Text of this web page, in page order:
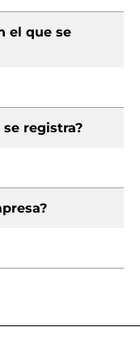
el que se
registra?